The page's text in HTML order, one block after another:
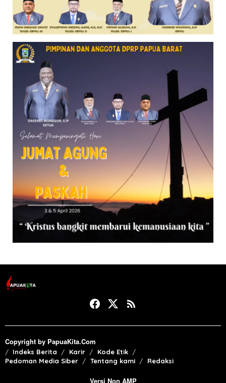
Copyright by PapuaKita.Com
Indeks Berita Karir
Kode Etik
Pedoman Media Siber
Tentang kami Redaksi
Versi Non AMP